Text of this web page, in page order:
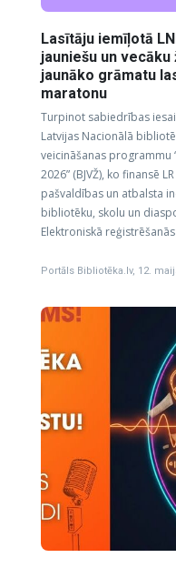
Lasītāju iemīļotā
jauniešu un vecāku
jaunāko grāmatu
maratonu
Turpinot sabiedrības
Latvijas Nacionālā
veicināšanas programmu
2026” (BJVŽ), ko finansē
pašvaldības un atbalsta
bibliotēku, skolu un
Elektroniskā
Portāls Bibliotēka.lv, 12.